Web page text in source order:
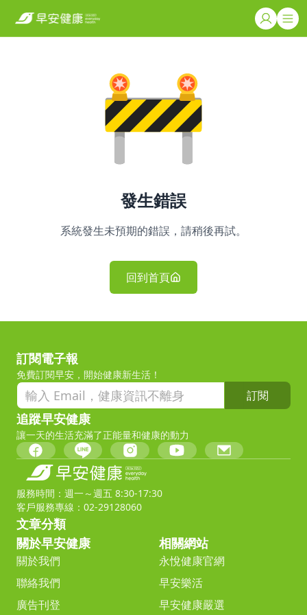
發生錯誤
系統發生未預期的錯誤，請稍後再試。
回到首頁
訂閱電子報
免費訂閱早安，開始健康新生活！
訂閱
追蹤早安健康
讓一天的生活充滿了正能量和健康的動力
服務時間：週一～週五 8:30-17:30
客戶服務專線：02-29128060
文章分類
關於早安健康
關於我們
聯絡我們
廣告刊登
相關網站
永悅健康官網
早安樂活
早安健康嚴選